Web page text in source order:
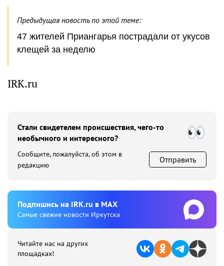
Предыдущая новость по этой теме:
47 жителей Приангарья пострадали от укусов
клещей за неделю
IRK.ru
Стали свидетелем происшествия, чего-то
необычного и интересного?
Сообщите, пожалуйста, об этом в
редакцию
Отправить
Подпишиcь на IRK.ru в MAX
Cамые свежие новости Иркутска
Читайте нас на других
площадках!